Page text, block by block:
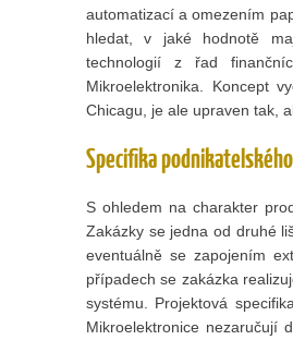
automatizací a omezením
hledat, v jaké hodnotě
technologií z řad
Mikroelektronika. Koncept
Chicagu, je ale upraven tak,
Specifika
S ohledem na charakter
Zakázky se jedna od druhé
eventuálně se zapojením
případech se zakázka
systému. Projektová
Mikroelektronice nezaručují